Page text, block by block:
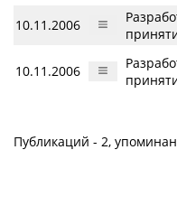
10.11.2006
10.11.2006
Публикаций - 2,